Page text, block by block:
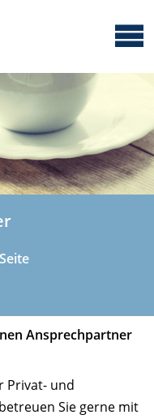
Ansprechpartner
Privat- und
Sie gerne mit